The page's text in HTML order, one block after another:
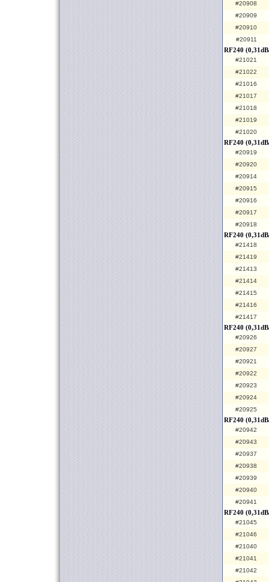
#20908
#20909
#20910
#20911
RF240
#21021
#21022
#21016
#21017
#21018
#21019
#21020
RF240
#20919
#20920
#20914
#20915
#20916
#20917
#20918
RF240
#21418
#21419
#21413
#21414
#21415
#21416
#21417
RF240
#20926
#20927
#20921
#20922
#20923
#20924
#20925
RF240
#20942
#20943
#20937
#20938
#20939
#20940
#20941
RF240
#21045
#21046
#21040
#21041
#21042